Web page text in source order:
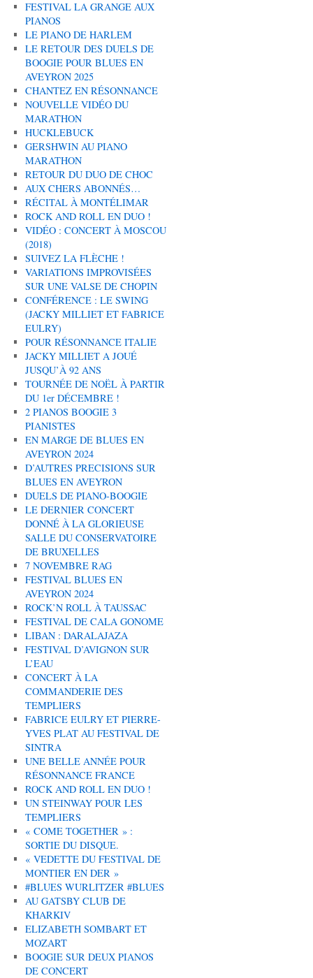
FESTIVAL LA GRANGE AUX
PIANOS
LE PIANO DE HARLEM
LE RETOUR DES DUELS DE
BOOGIE POUR BLUES EN
AVEYRON 2025
CHANTEZ EN RÉSONNANCE
NOUVELLE VIDÉO DU
MARATHON
HUCKLEBUCK
GERSHWIN AU PIANO
MARATHON
RETOUR DU DUO DE CHOC
AUX CHERS ABONNÉS…
RÉCITAL À MONTÉLIMAR
ROCK AND ROLL EN DUO !
VIDÉO : CONCERT À MOSCOU
(2018)
SUIVEZ LA FLÈCHE !
VARIATIONS IMPROVISÉES
SUR UNE VALSE DE CHOPIN
CONFÉRENCE : LE SWING
(JACKY MILLIET ET FABRICE
EULRY)
POUR RÉSONNANCE ITALIE
JACKY MILLIET A JOUÉ
JUSQU’À 92 ANS
TOURNÉE DE NOËL À PARTIR
DU 1er DÉCEMBRE !
2 PIANOS BOOGIE 3
PIANISTES
EN MARGE DE BLUES EN
AVEYRON 2024
D’AUTRES PRECISIONS SUR
BLUES EN AVEYRON
DUELS DE PIANO-BOOGIE
LE DERNIER CONCERT
DONNÉ À LA GLORIEUSE
SALLE DU CONSERVATOIRE
DE BRUXELLES
7 NOVEMBRE RAG
FESTIVAL BLUES EN
AVEYRON 2024
ROCK’N ROLL À TAUSSAC
FESTIVAL DE CALA GONOME
LIBAN : DARALAJAZA
FESTIVAL D’AVIGNON SUR
L’EAU
CONCERT À LA
COMMANDERIE DES
TEMPLIERS
FABRICE EULRY ET PIERRE-
YVES PLAT AU FESTIVAL DE
SINTRA
UNE BELLE ANNÉE POUR
RÉSONNANCE FRANCE
ROCK AND ROLL EN DUO !
UN STEINWAY POUR LES
TEMPLIERS
« COME TOGETHER » :
SORTIE DU DISQUE.
« VEDETTE DU FESTIVAL DE
MONTIER EN DER »
#BLUES WURLITZER #BLUES
AU GATSBY CLUB DE
KHARKIV
ELIZABETH SOMBART ET
MOZART
BOOGIE SUR DEUX PIANOS
DE CONCERT